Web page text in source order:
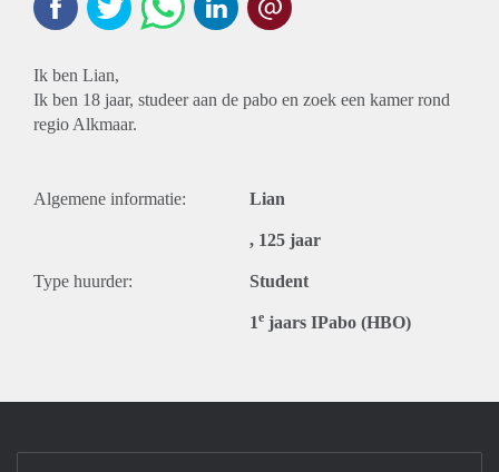
Ik ben Lian,
Ik ben 18 jaar, studeer aan de pabo en zoek een kamer rond
regio Alkmaar.
Algemene informatie: Lian
, 125 jaar
Type huurder: Student
1e jaars IPabo (HBO)